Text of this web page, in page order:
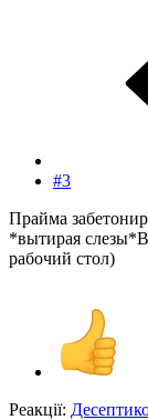
#3
Прайма
*вытирая
рабочий стол)